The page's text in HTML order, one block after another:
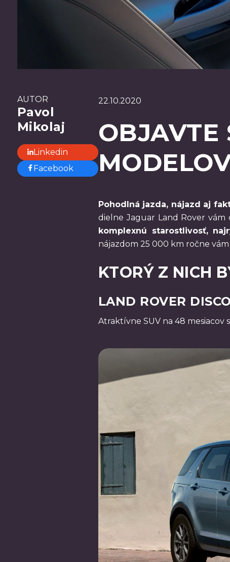
AUTOR
Pavol
Mikolaj
Linkedin
Facebook
22.10.2020
OBJAVTE
Pohodlná jazda, nájazd aj
dielne Jaguar Land Rover vám
komplexnú starostlivosť,
nájazdom 25 000 km ročne
KTORÝ Z NICH
LAND ROVER
Atraktívne SUV na 48